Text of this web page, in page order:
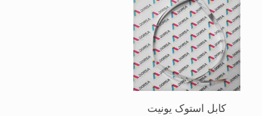
کابل استوک یونیت